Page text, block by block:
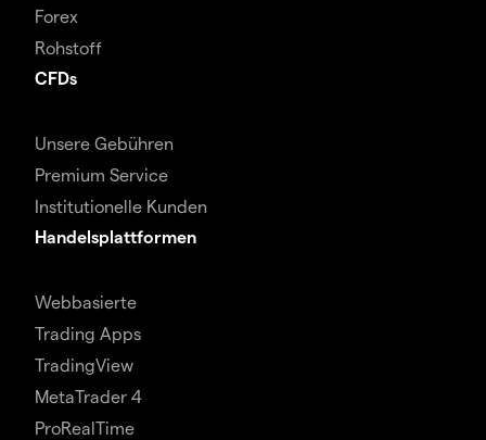
Forex
Rohstoff
CFDs
Unsere Gebühren
Premium Service
Institutionelle Kunden
Handelsplattformen
Webbasierte
Trading Apps
TradingView
MetaTrader 4
ProRealTime